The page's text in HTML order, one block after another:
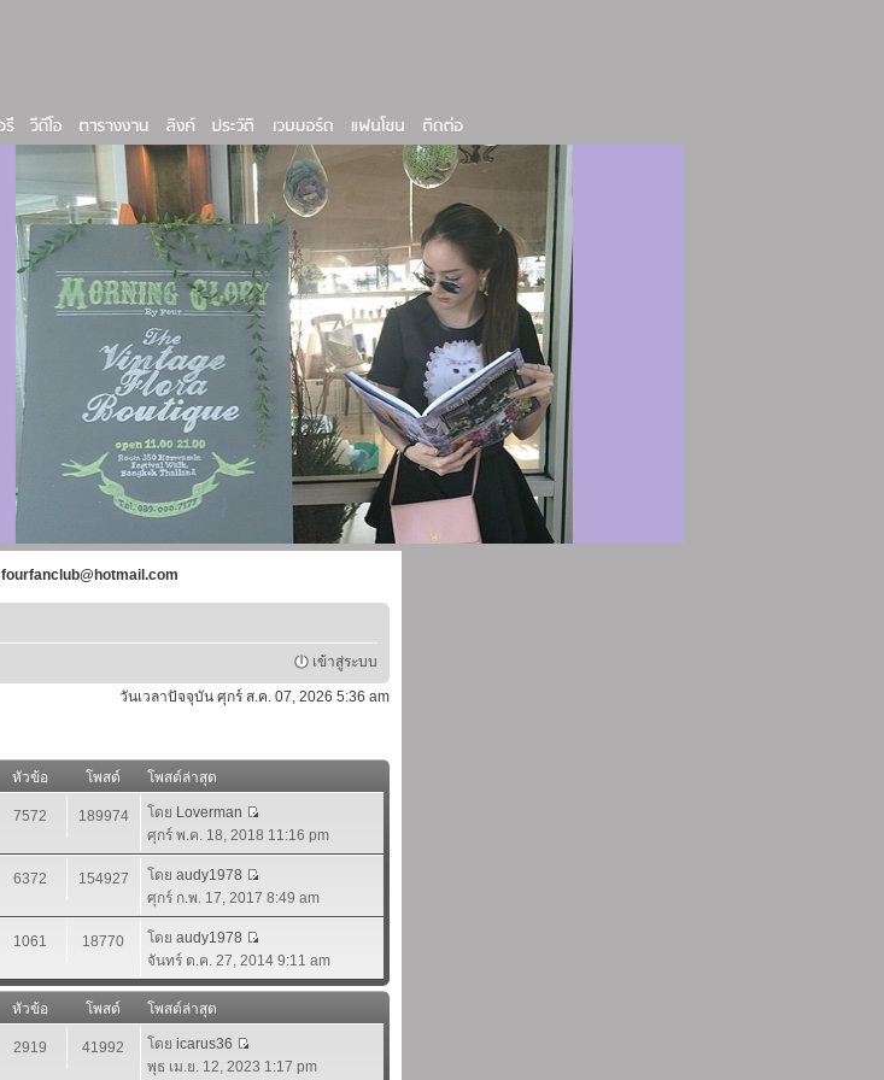
fourfanclub@hotmail.com
เข้าสู่ระบบ
วันเวลาปัจจุบัน ศุกร์ ส.ค. 07, 2026 5:36 am
หัวข้อ โพสต์
โพสต์ล่าสุด
7572 189974 โดย Loverman
ศุกร์ พ.ค. 18, 2018 11:16 pm
6372 154927 โดย audy1978
ศุกร์ ก.พ. 17, 2017 8:49 am
1061 18770 โดย audy1978
จันทร์ ต.ค. 27, 2014 9:11 am
หัวข้อ โพสต์
โพสต์ล่าสุด
2919 41992 โดย icarus36
พุธ เม.ย. 12, 2023 1:17 pm